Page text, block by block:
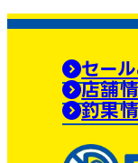
セー
店舗
釣果